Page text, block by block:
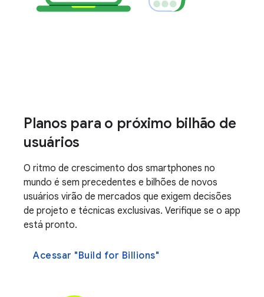
Planos para o próximo bilhão de
usuários
O ritmo de crescimento dos smartphones no
mundo é sem precedentes e bilhões de novos
usuários virão de mercados que exigem decisões
de projeto e técnicas exclusivas. Verifique se o app
está pronto.
Acessar "Build for Billions"